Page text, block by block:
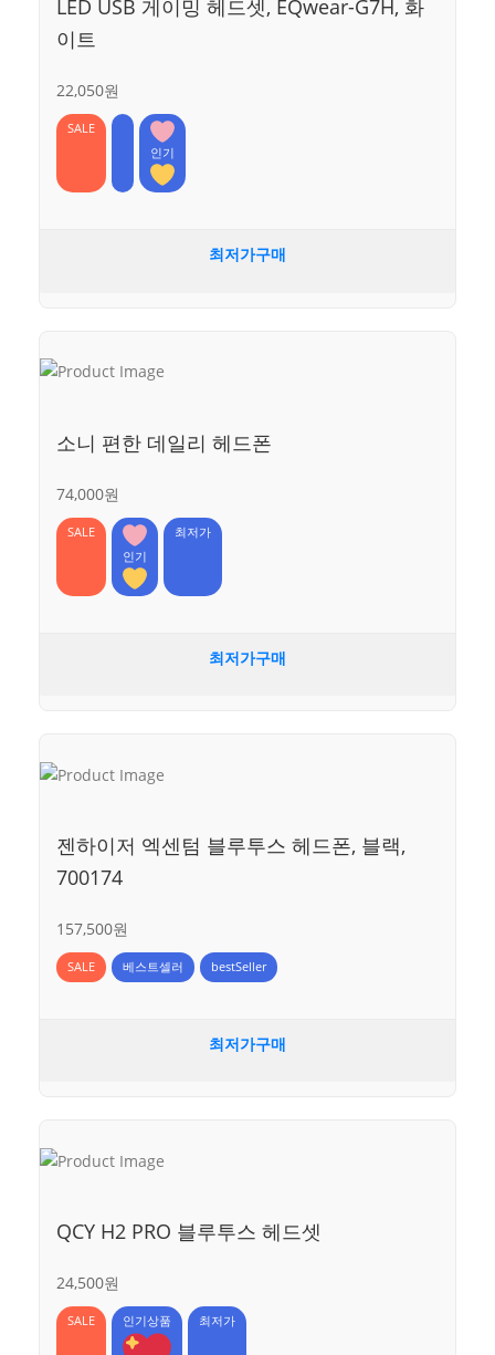
LED USB 게이밍 헤드셋, EQwear-G7H, 화
이트
22,050원
SALE
인기
최저가구매
소니 편한 데일리 헤드폰
74,000원
SALE
인기
최저가
최저가구매
젠하이저 엑센텀 블루투스 헤드폰, 블랙,
700174
157,500원
SALE 베스트셀러 bestSeller
최저가구매
QCY H2 PRO 블루투스 헤드셋
24,500원
SALE 인기상품 최저가